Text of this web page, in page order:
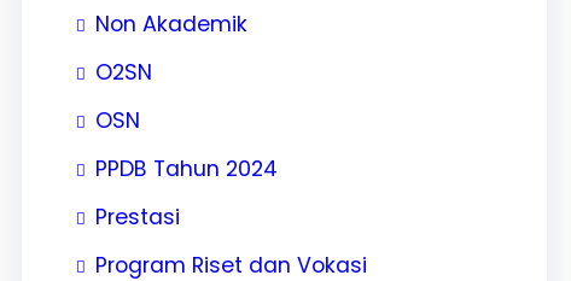
Non Akademik
O2SN
OSN
PPDB Tahun 2024
Prestasi
Program Riset dan Vokasi